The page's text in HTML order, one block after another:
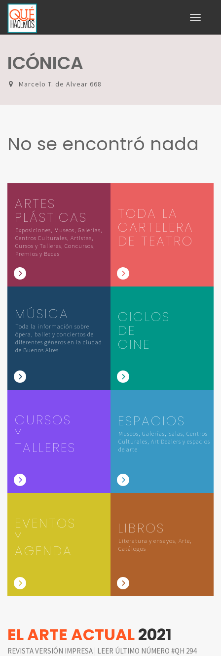
Toggle
ICÓNICA
Marcelo T. de Alvear 668
No se encontró nada
ARTES
PLÁSTICAS
Exposiciones, Museos, Galerías,
Centros Culturales, Artistas,
Cursos y Talleres, Concursos,
Premios y Becas
TODA LA
CARTELERA
DE TEATRO
MÚSICA
Toda la información sobre
ópera, ballet y conciertos de
diferentes géneros en la ciudad
de Buenos Aires
CICLOS
DE
CINE
CURSOS
Y
TALLERES
ESPACIOS
Museos, Galerías, Salas, Centros
Culturales, Art Dealers y espacios
de arte
EVENTOS
Y
AGENDA
LIBROS
Literatura y ensayos, Arte,
Catálogos
EL ARTE ACTUAL2021
REVISTA VERSIÓN IMPRESA | LEER ÚLTIMO NÚMERO #QH 294